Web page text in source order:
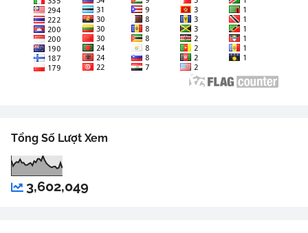
Tổng Số Lượt Xem
3,602,049